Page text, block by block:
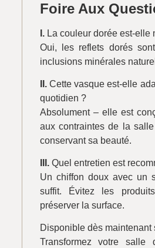
Foire Aux
I.La couleur dorée est-elle
Oui, les reflets dorés
inclusions minérales
II.Cette vasque est-elle
quotidien ?
Absolument – elle est
aux contraintes de la
conservant sa beauté.
III.Quel entretien est
Un chiffon doux avec un
suffit. Évitez les
préserver la surface.
Disponible dès maintenant
Transformez votre